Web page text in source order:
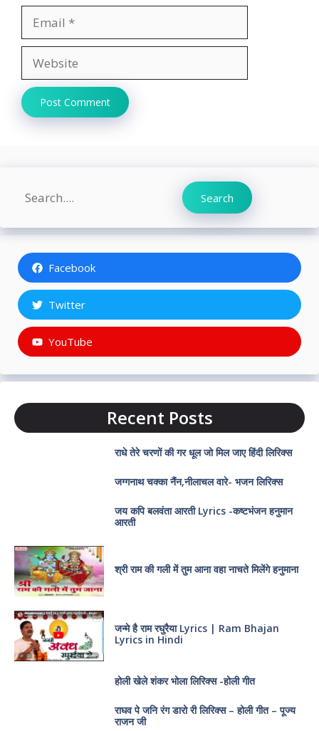
Search Search
Facebook
Twitter
YouTube
Recent Posts
राधे तेरे चरणों की गर धूल जो मिल जाए हिंदी लिरिक्स
जग्गनाथ चक्का नैंन,नीलाचल वारे- भजन लिरिक्स
जय कपि बलवंता आरती Lyrics -कष्टभंजन हनुमान
आरती
श्री राम की गली में तुम आना वहा नाचते मिलेंगे हनुमाना
जन्मे है राम रघुरैया Lyrics | Ram Bhajan
Lyrics in Hindi
होली खेले शंकर भोला लिरिक्स -होली गीत
राघव पे जनि रंग डारो री लिरिक्स – होली गीत – पूज्य
राजन जी